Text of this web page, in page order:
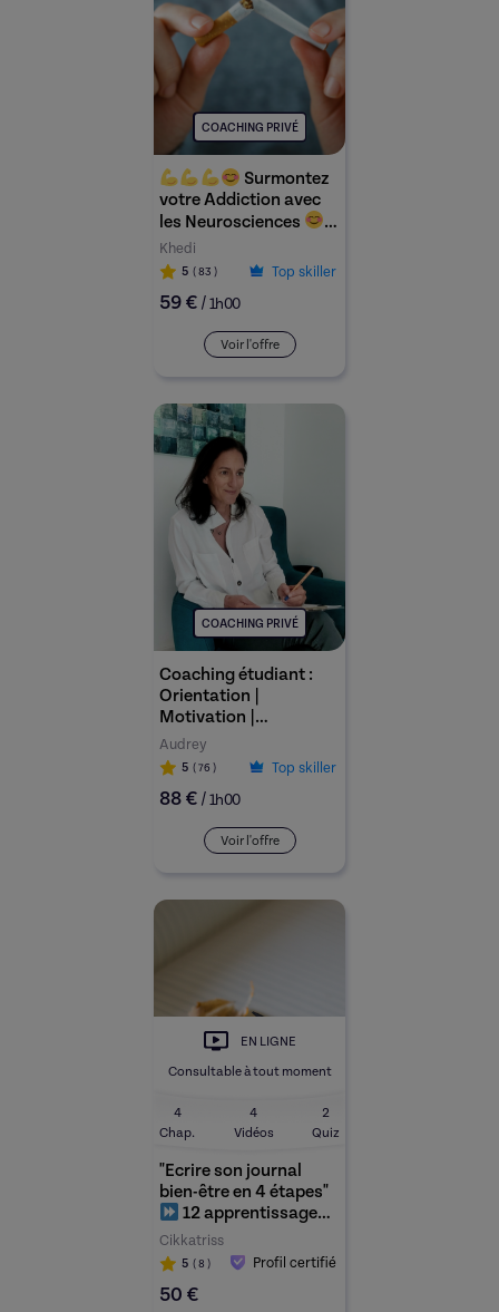
COACHING PRIVÉ
Surmontez
votre Addiction avec
les Neurosciences
Khedi
5 ( 83 ) Top skiller
59 € /1h00
Voir l'offre
COACHING PRIVÉ
Coaching étudiant :
Orientation |
Motivation |
Organisation | Gestion
du stress
Audrey
5 ( 76 ) Top skiller
88 € /1h00
Voir l'offre
EN LIGNE
Consultable à tout moment
4
Chap.
4
Vidéos
2
Quiz
"Ecrire son journal
bien-être en 4 étapes"
12 apprentissages
suivi personnalisé
tous niveaux
acceptés confirmé -
débutant
Cikkatriss
5 ( 8 ) Profil certifié
50 €